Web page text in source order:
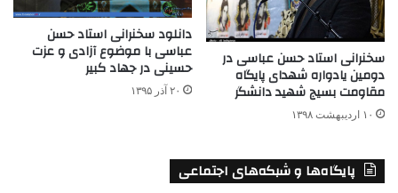
سخنرانی استاد حسن عباسی در
دومین یادواره شهدای پایگاه
مقاومت بسیج شهید دانشگر
۱۰ اردیبهشت ۱۳۹۸
دانلود سخنرانی استاد حسن
عباسی با موضوع آزادی و عزت
حسینی در جهاد کبیر
۲۰ آذر ۱۳۹۵
پایگاه‌ها و شبکه‌های اجتماعی